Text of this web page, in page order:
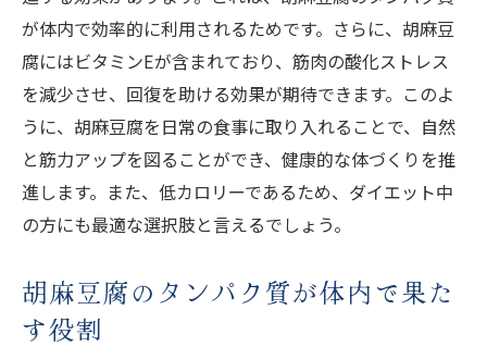
が体内で効率的に利用されるためです。さらに、胡麻豆
腐にはビタミンEが含まれており、筋肉の酸化ストレス
を減少させ、回復を助ける効果が期待できます。このよ
うに、胡麻豆腐を日常の食事に取り入れることで、自然
と筋力アップを図ることができ、健康的な体づくりを推
進します。また、低カロリーであるため、ダイエット中
の方にも最適な選択肢と言えるでしょう。
胡麻豆腐のタンパク質が体内で果た
す役割